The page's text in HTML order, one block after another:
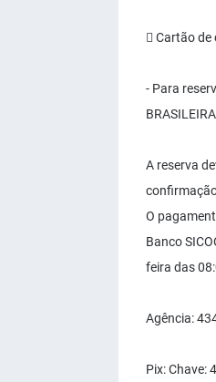
 Cartão de
- Para
A reserva
O
Banco
feira das
Agência:
Pix: Chave: